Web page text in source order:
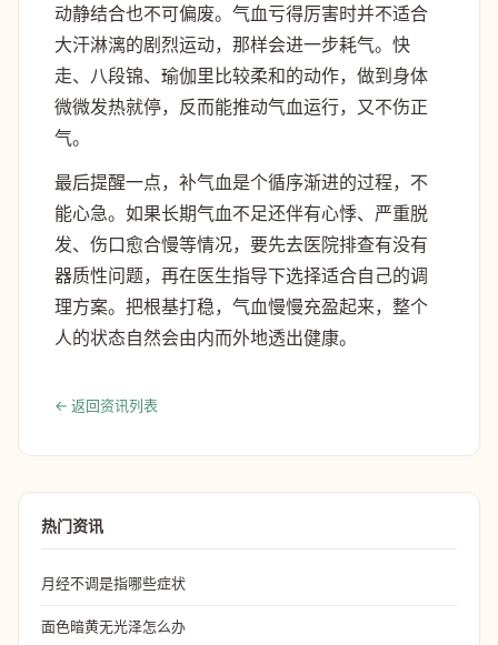
动静结合也不可偏废。气血亏得厉害时并不适合
大汗淋漓的剧烈运动，那样会进一步耗气。快
走、八段锦、瑜伽里比较柔和的动作，做到身体
微微发热就停，反而能推动气血运行，又不伤正
气。
最后提醒一点，补气血是个循序渐进的过程，不
能心急。如果长期气血不足还伴有心悸、严重脱
发、伤口愈合慢等情况，要先去医院排查有没有
器质性问题，再在医生指导下选择适合自己的调
理方案。把根基打稳，气血慢慢充盈起来，整个
人的状态自然会由内而外地透出健康。
← 返回资讯列表
热门资讯
月经不调是指哪些症状
面色暗黄无光泽怎么办